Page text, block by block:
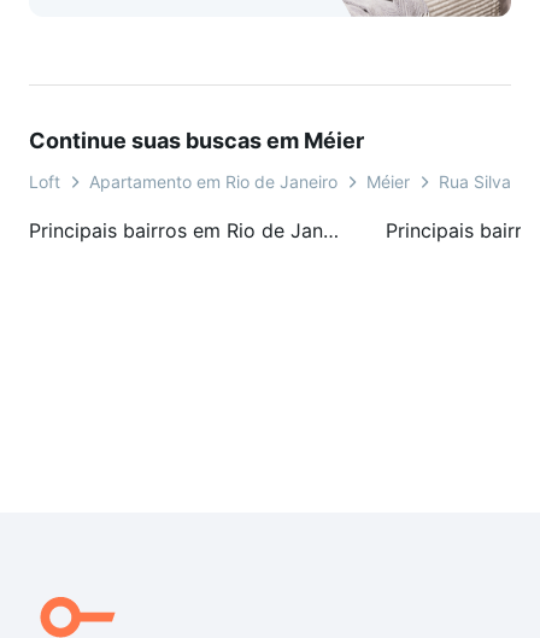
Continue suas buscas em Méier
Loft Apartamento em Rio de Janeiro Méier Rua Silva
Principais bairros em Rio de Janeiro, RJ